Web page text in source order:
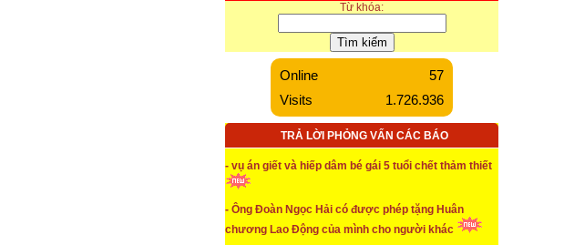
Từ khóa:
Online
57
Visits
1.726.936
TRẢ LỜI PHỎNG VẤN CÁC BÁO
- vụ án giết và hiếp dâm bé gái 5 tuổi chết thảm thiết
- Ông Đoàn Ngọc Hải có được phép tặng Huân
chương Lao Động của mình cho người khác
...xem chi tiết
* Những rủi ro lướt sóng mua bán bất động sản
...xem chi tiết
* Vụ CSGT Tân Sơn Nhất bị tố đòi tiền
...xem chi tiết
* Ông Đoàn Ngọc Hải có được phép tặng Huân
chương Lao Động của mình cho người khác
...xem chi tiết